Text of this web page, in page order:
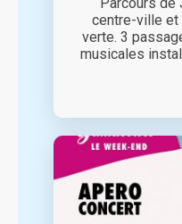
centre-ville et
verte. 3
musicales